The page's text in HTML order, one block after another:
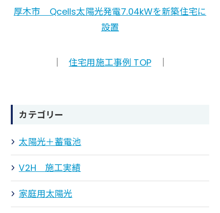
厚木市 Qcells太陽光発電7.04kWを新築住宅に
設置
住宅用施工事例 TOP
カテゴリー
太陽光＋蓄電池
V2H 施工実績
家庭用太陽光